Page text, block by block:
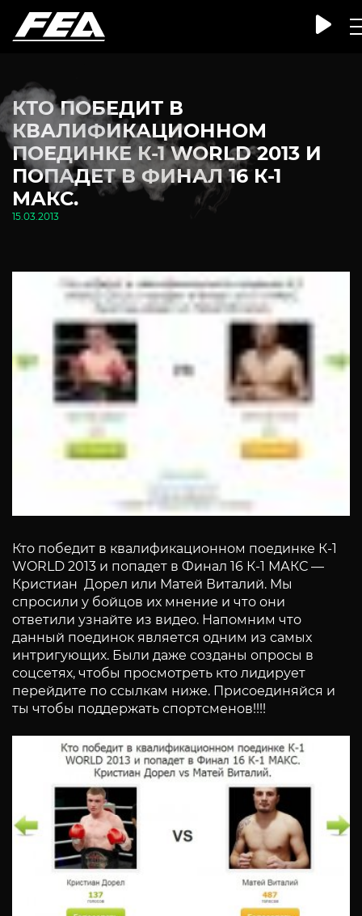
КТО ПОБЕДИТ В
КВАЛИФИКАЦИОННОМ
ПОЕДИНКЕ К-1 WORLD 2013 И
ПОПАДЕТ В ФИНАЛ 16 К-1
МАКС.
15.03.2013
Кто победит в квалификационном поединке К-1
WORLD 2013 и попадет в Финал 16 К-1 МАКС —
Кристиан Дорел или Матей Виталий. Мы
спросили у бойцов их мнение и что они
ответили узнайте из видео. Напомним что
данный поединок является одним из самых
интригующих. Были даже созданы опросы в
соцсетях, чтобы просмотреть кто лидирует
перейдите по ссылкам ниже. Присоединяйся и
ты чтобы поддержать спортсменов!!!!